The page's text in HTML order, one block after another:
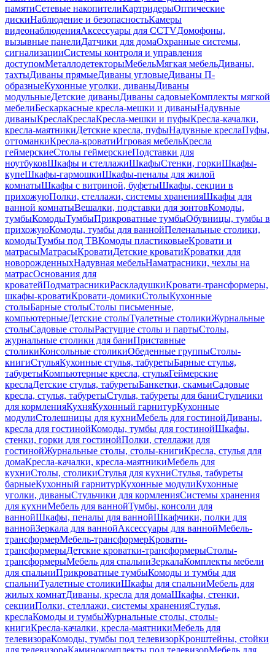
памятиСетевые накопителиКартридерыОптические
дискиНаблюдение и безопасностьКамеры
видеонаблюденияАксессуары для CCTVДомофоны,
вызывные панелиДатчики для домаОхранные системы,
сигнализацииСистемы контроля и управления
доступомМеталлодетекторыМебельМягкая мебельДиваны,
тахтыДиваны прямыеДиваны угловыеДиваны П-
образныеКухонные уголки, диваныДиваны
модульныеДетские диваныДиваны садовыеКомплекты мягкой
мебелиБескаркасные кресла-мешки и диваныНадувные
диваныКреслаКреслаКресла-мешки и пуфыКресла-качалки,
кресла-маятникиДетские кресла, пуфыНадувные креслаПуфы,
оттоманкиКресла-кроватиИгровая мебельКресла
геймерскиеСтолы геймерскиеПодставки для
ноутбуковШкафы и стеллажиШкафыСтенки, горкиШкафы-
купеШкафы-гармошкиШкафы-пеналы для жилой
комнатыШкафы с витриной, буфетыШкафы, секции в
прихожуюПолки, стеллажи, системы храненияШкафы для
ванной комнатыВешалки, подставки для зонтовКомоды,
тумбыКомодыТумбыПрикроватные тумбыОбувницы, тумбы в
прихожуюКомоды, тумбы для ваннойПеленальные столики,
комодыТумбы под ТВКомоды пластиковыеКровати и
матрасыМатрасыКроватиДетские кроватиКроватки для
новорожденныхНадувная мебельНаматрасники, чехлы на
матрасОснования для
кроватейПодматрасникиРаскладушкиКровати-трансформеры,
шкафы-кроватиКровати-домикиСтолыКухонные
столыБарные столыСтолы письменные,
компьютерныеДетские столыТуалетные столикиЖурнальные
столыСадовые столыРастущие столы и партыСтолы,
журнальные столики для баниПриставные
столикиКонсольные столикиОбеденные группыСтолы-
книгиСтульяКухонные стулья, табуретыБарные стулья,
табуретыКомпьютерные кресла, стульяГеймерские
креслаДетские стулья, табуретыБанкетки, скамьиСадовые
кресла, стулья, табуретыСтулья, табуреты для баниСтульчики
для кормленияКухняКухонный гарнитурКухонные
модулиСтолешницы для кухниМебель для гостинойДиваны,
кресла для гостинойКомоды, тумбы для гостинойШкафы,
стенки, горки для гостинойПолки, стеллажи для
гостинойЖурнальные столы, столы-книгиКресла, стулья для
домаКресла-качалки, кресла-маятникиМебель для
кухниСтолы, столикиСтулья для кухниСтулья, табуреты
барныеКухонный гарнитурКухонные модулиКухонные
уголки, диваныСтульчики для кормленияСистемы хранения
для кухниМебель для ваннойТумбы, консоли для
ваннойШкафы, пеналы для ваннойШкафчики, полки для
ваннойЗеркала для ваннойАксессуары для ваннойМебель-
трансформерМебель-трансформерКровати-
трансформерыДетские кроватки-трансформерыСтолы-
трансформерыМебель для спальниЗеркалаКомплекты мебели
для спальниПрикроватные тумбыКомоды и тумбы для
спальниТуалетные столикиШкафы для спальниМебель для
жилых комнатДиваны, кресла для домаШкафы, стенки,
секцииПолки, стеллажи, системы храненияСтулья,
креслаКомоды и тумбыЖурнальные столы, столы-
книгиКресла-качалки, кресла-маятникиМебель для
телевизораКомоды, тумбы под телевизорКронштейны, стойки
для телевизораКаминокомплекты под телевизорМебель для